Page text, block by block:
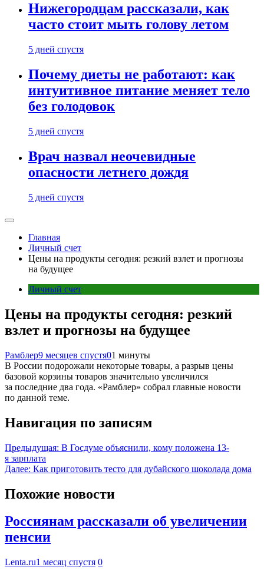
Нижегородцам рассказали, как
часто стоит мыть голову летом
5 дней спустя
Почему диеты не работают: как
интуитивное питание меняет тело
без голодовок
5 дней спустя
Врач назвал неочевидные
опасности летнего дождя
5 дней спустя
Главная
Личный счет
Цены на продукты сегодня: резкий взлет и прогнозы
на будущее
Личный счет
Цены на продукты сегодня: резкий
взлет и прогнозы на будущее
Рамблер9 месяцев спустя01 минуты
В России подорожали некоторые товары, а разрыв цены
базовой корзины товаров значительно увеличился
за последние два года. «Рамблер» собрал главные новости
по данной теме.
Навигация по записям
Предыдущая: В Госдуме объяснили, кому положена 13-
я зарплата
Далее: Как приготовить тесто для дубайского шоколада дома
Похожие новости
Россиянам рассказали об увеличении
пенсии
Lenta.ru1 месяц спустя 0